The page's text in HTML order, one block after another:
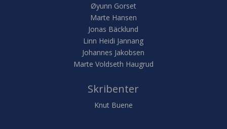
Øyunn Gorset
Marte Hansen
Jonas Bäcklund
Linn Heidi Jannang
Johannes Jakobsen
Marte Voldseth Haugrud
Skribenter
Knut Buene